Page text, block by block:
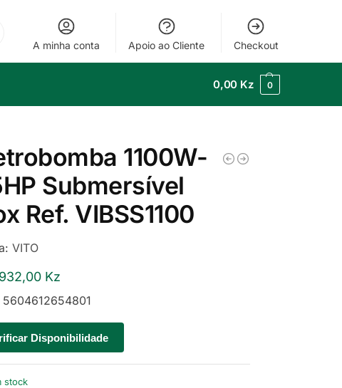
A minha conta Apoio ao Cliente Checkout
0,00 Kz 0
1100W-
Submersível
Ref. VIBSS1100
VITO
Kz
5604612654801
Disponibilidade
stock